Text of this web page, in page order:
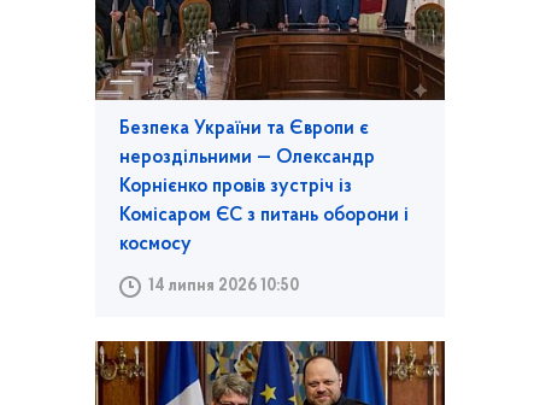
Безпека України та Європи є
нероздільними — Олександр
Корнієнко провів зустріч із
Комісаром ЄС з питань оборони і
космосу
14 липня 2026 10:50